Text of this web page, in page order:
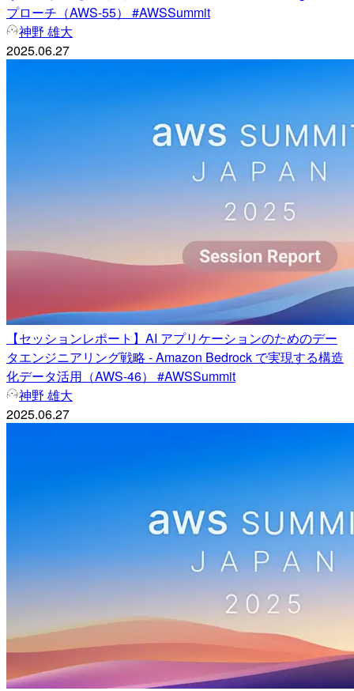
プローチ（AWS-55） #AWSSummit
神野 雄大
2025.06.27
【セッションレポート】AI アプリケーションのためのデー
タエンジニアリング戦略 - Amazon Bedrock で実現する構造
化データ活用（AWS-46） #AWSSummit
神野 雄大
2025.06.27